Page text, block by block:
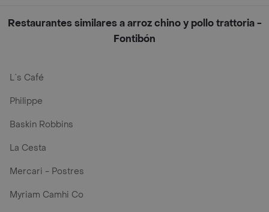
Restaurantes similares a arroz chino y pollo trattoria -
Fontibón
L´s Café
Philippe
Baskin Robbins
La Cesta
Mercari - Postres
Myriam Camhi Co